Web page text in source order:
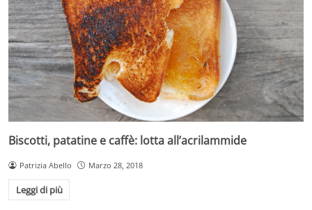
Biscotti, patatine e caffè: lotta all’acrilammide
Patrizia Abello Marzo 28, 2018
Leggi di più